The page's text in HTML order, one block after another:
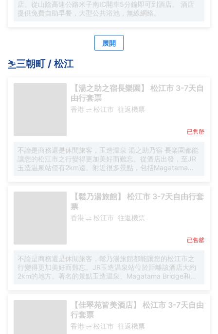
店。從山陰高速公路米子南IC開車5分鐘即可到酒店。 酒店
提供免費自助早餐，大型公共浴池，無線網絡。
展開
⛷️三朝町 / 松江
【湯之助之宿長樂園】 松江市 3-7天自
由行套票
香港 松江市 往返機票
已售罄
不論是商務還是休閒旅客，玉造温泉 湯之助乃宿 長楽園都能
讓您的松江市之行變得更加美好而難忘。從酒店出發，至JR
玉造温泉站僅有2km遠。附近很多景點，包括Magatama
的浴室是您消除一天疲勞的好地方。在酒吧點上一杯消除一
天的疲勞，對於旅客來說是一個不錯的休閒選擇。在享受酒
店貼心周到的餐飲服務的同時，也別放棄對周邊美味的探
索，Mos Burger Matsuenoshira（西式快餐）、Udon
以讓您找到答案的地方。 酒店休閒區提供了各類設施，您可
以在這裏舒緩身心壓力。酒店的會議廳提供優質服務，是眾
多商旅客選擇入住這裏的原因。
【鬆乃湯旅館】 松江市 3-7天自由行套
票
香港 松江市 往返機票
已售罄
不論是商務還是休閒旅客，鬆乃湯旅館都能讓您的松江市之
行變得更加美好而難忘。JR玉造温泉站位於距離該酒店大約
2km的地方。著名的景點玉造温泉、Magatama Bridge和
供了一個舒適的環境，可供休憩。若是覺得酒店的餐飲無法
滿足您挑剔的味蕾，不妨去附近的Mos Burger
Matsuenoshira（西式快餐）、Udon Dining Cafe Anazo或
Yakiniku Yukari Tawayama品嚐下一流的推薦美食。 在結束
【佳翠苑皆美酒店】 松江市 3-7天自由
行套票
香港 松江市 往返機票